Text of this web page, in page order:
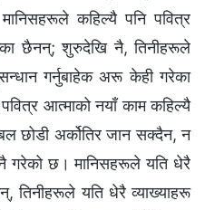
कहिल्यै पनि पवित्र
छैनन्; शुरुदेखि नै, तिनीहरूले
गर्नुबाहेक अरू केही गरेका
आत्माको नयाँ काम कहिल्यै
छोडी अर्कोतिर जान सक्दैन, न
गरेको छ। मानिसहरूले यति धेरै
तिनीहरूले यति धेरै व्याख्याहरू